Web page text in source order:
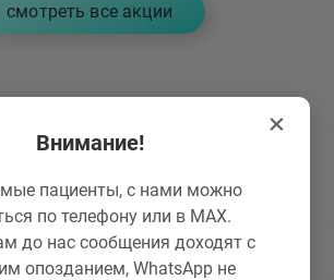
×
Внимание!
пациенты, с нами можно
по телефону или в MAX.
до нас сообщения доходят с
опозданием, WhatsApp не
cмотреть все акции
Оборудование